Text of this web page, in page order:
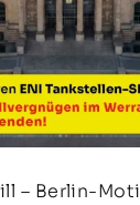
– Berlin-